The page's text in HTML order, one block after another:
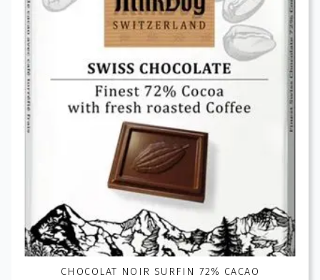
CHOCOLAT NOIR SURFIN 72% CACAO